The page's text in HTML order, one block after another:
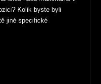
Kolik byste byli
jiné specifické